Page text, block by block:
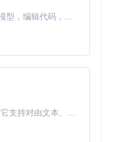
War3.exe同文件
用窗口模式
新以全屏模式启
符，需先迁移至纯
Claude Code 的开源替代方案。连接任意大模型，编辑代码，运行命令，自动验证 — 全自动执行。用 Rust 构建，极致性能。 ｜ An open-source alternative to Claude Code. Connect any LLM, edit code, run commands, and verify changes — autonomously. Built in Rust for speed. Get Started
MiniMax H3 是一个通用的全模态生成系统。它支持对由文本、图像、视频和音频组成的多模态上下文进行统一理解，并能生成分辨率高达 2K、时长可达 15 秒的带原生立体声音频的视频。得益于面向任务泛化的系统设计，H3 在预训练阶段就已具备广泛的多模态上下文理解与生成能力，能够出色地执行复杂的多模态指令。